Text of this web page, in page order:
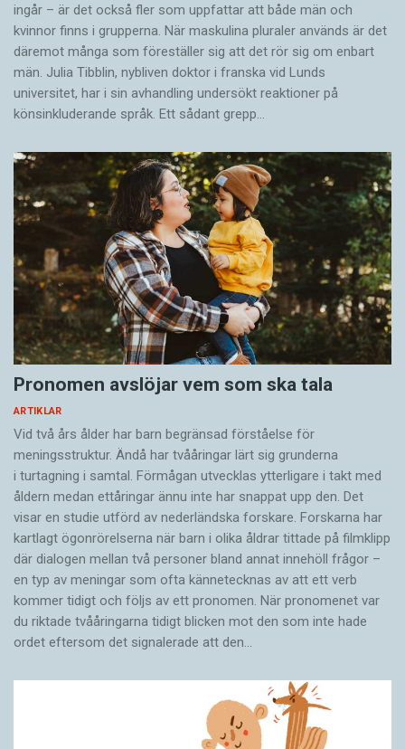
ingår – är det också fler som uppfattar att både män och
kvinnor finns i grupperna. När maskulina pluraler används är det
där­emot många som föreställer sig att det rör sig om enbart
män. Julia Tibblin, nybliven doktor i franska vid Lunds
universitet, har i sin avhandling undersökt reaktioner på
könsinkluderande språk. Ett sådant grepp…
Pronomen avslöjar vem som ska tala
ARTIKLAR
Vid två års ålder har barn begränsad förståelse för
meningsstruktur. Ändå har tvååringar lärt sig grunderna
i turtagning i samtal. Förmågan utvecklas ytterligare i takt med
åldern medan ettåringar ännu inte har snappat upp den. Det
visar en studie utförd av nederländska forskare. Forskarna har
kartlagt ögonrörelserna när barn i olika åldrar tittade på filmklipp
där dialogen mellan två personer bland annat innehöll frågor –
en typ av meningar som ofta kännetecknas av att ett verb
kommer tidigt och följs av ett pronomen. När pronomenet var
du riktade tvååringarna tidigt blicken mot den som inte hade
ordet eftersom det ­signalerade att den…